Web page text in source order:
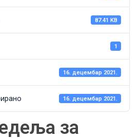
87.41 KB
1
16. децембар 2021.
16. децембар 2021.
за